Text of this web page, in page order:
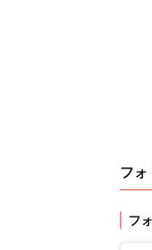
フォ
フ